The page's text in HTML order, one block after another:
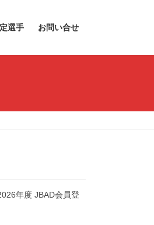
選手 お問い合せ
年度 JBAD会員登